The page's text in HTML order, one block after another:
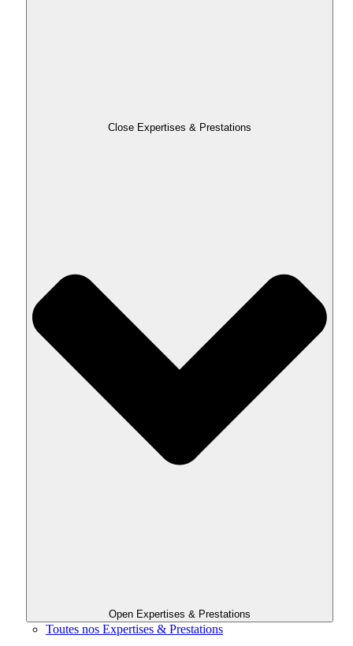
Close Expertises & Prestations
Open Expertises & Prestations
Toutes nos Expertises & Prestations